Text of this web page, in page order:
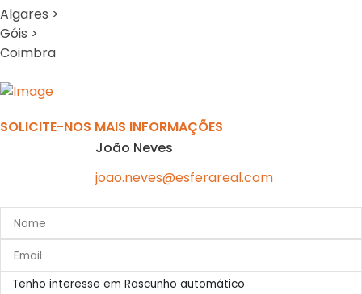
Algares >
Góis >
Coimbra
Previous
SOLICITE-NOS MAIS INFORMAÇÕES
João Neves
joao.neves@esferareal.com